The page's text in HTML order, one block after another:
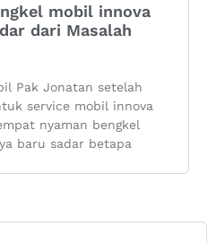
mobil innova
dari Masalah
Pak Jonatan setelah
service mobil innova
nyaman bengkel
baru sadar betapa